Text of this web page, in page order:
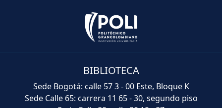
BIBLIOTECA
Sede Bogotá: calle 57 3 - 00 Este, Bloque K
Sede Calle 65: carrera 11 65 - 30, segundo piso